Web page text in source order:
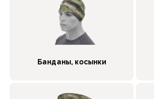
Банданы, косынки